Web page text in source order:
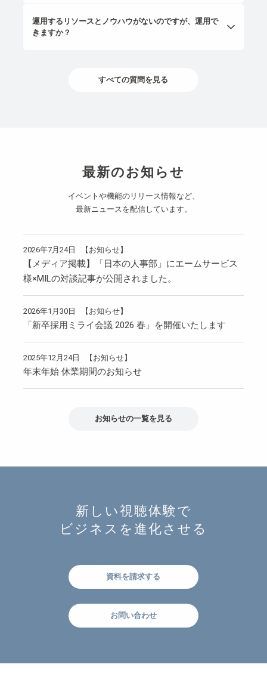
運用するリソースとノウハウがないのですが、運用で
きますか？
すべての質問を見る
最新のお知らせ
イベントや機能のリリース情報など、
最新ニュースを配信しています。
2026年7月24日 【お知らせ】
【メディア掲載】「日本の人事部」にエームサービス
様×MILの対談記事が公開されました。
2026年1月30日 【お知らせ】
「新卒採用ミライ会議 2026 春」を開催いたします
2025年12月24日 【お知らせ】
年末年始 休業期間のお知らせ
お知らせの一覧を見る
新しい視聴体験で
ビジネスを進化させる
資料を請求する
お問い合わせ